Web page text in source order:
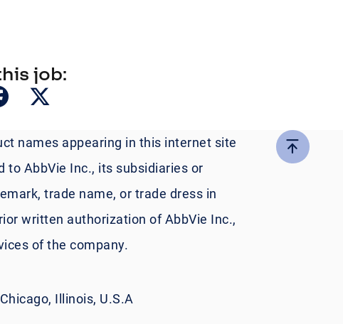
job:
names appearing in this internet site
to AbbVie Inc., its subsidiaries or
trade name, or trade dress in
written authorization of AbbVie Inc.,
of the company.
Illinois, U.S.A